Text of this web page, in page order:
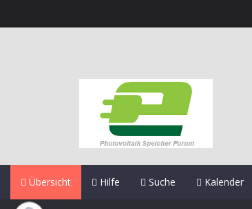
Übersicht Hilfe Suche Kalender